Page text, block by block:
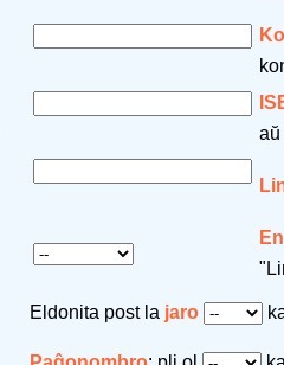
aŭ
Eldonita post la jaro